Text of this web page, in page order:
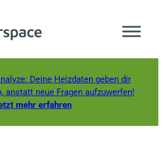
Deine Heizdaten geben dir
anstatt neue Fragen aufzuwerfen!
mehr erfahren